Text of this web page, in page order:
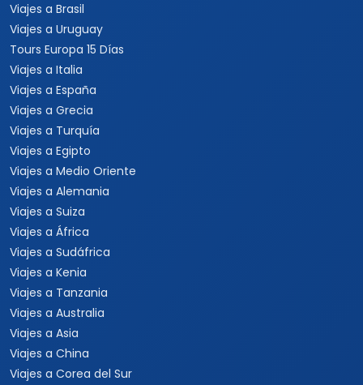
Viajes a Brasil
Viajes a Uruguay
Tours Europa 15 Días
Viajes a Italia
Viajes a España
Viajes a Grecia
Viajes a Turquía
Viajes a Egipto
Viajes a Medio Oriente
Viajes a Alemania
Viajes a Suiza
Viajes a África
Viajes a Sudáfrica
Viajes a Kenia
Viajes a Tanzania
Viajes a Australia
Viajes a Asia
Viajes a China
Viajes a Corea del Sur